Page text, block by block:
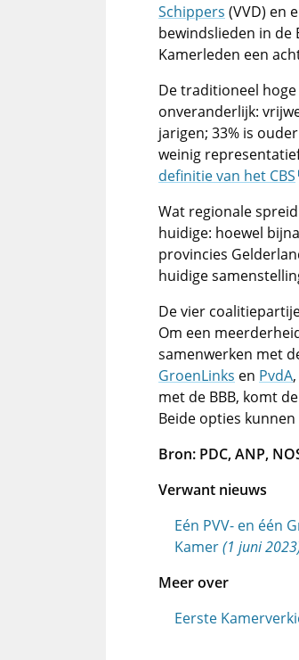
Schippers (VVD) en
bewindslieden in de
Kamerleden een
De traditioneel
onveranderlijk:
jarigen; 33% is
weinig
definitie van het CBS
Wat regionale
huidige: hoewel
provincies
huidige
De vier
Om een
samenwerken met
GroenLinks en PvdA
met de BBB, komt
Beide opties
Bron: PDC, ANP,
Verwant nieuws
Eén PVV- en één
Kamer(1 juni
Meer over
Eerste